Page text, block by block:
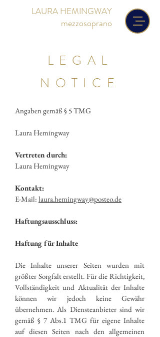
LAURA HEMINGWAY
mezzosoprano
LEGAL
NOTICE
Angaben gemäß § 5 TMG
Laura Hemingway
Vertreten durch:
Laura Hemingway
Kontakt:
E-Mail: laura.hemingway@posteo.de
Haftungsausschluss:
Haftung für Inhalte
Die Inhalte unserer Seiten wurden mit
größter Sorgfalt erstellt. Für die Richtigkeit,
Vollständigkeit und Aktualität der Inhalte
können wir jedoch keine Gewähr
übernehmen. Als Diensteanbieter sind wir
gemäß § 7 Abs.1 TMG für eigene Inhalte
auf diesen Seiten nach den allgemeinen